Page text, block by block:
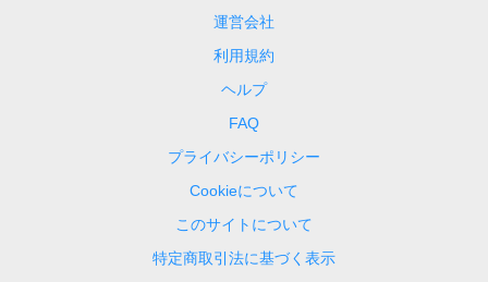
運営会社
利用規約
ヘルプ
FAQ
プライバシーポリシー
Cookieについて
このサイトについて
特定商取引法に基づく表示